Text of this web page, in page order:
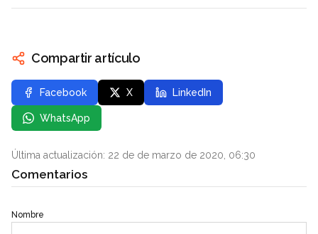
Compartir artículo
Facebook X LinkedIn
WhatsApp
Última actualización: 22 de de marzo de 2020, 06:30
Comentarios
Nombre